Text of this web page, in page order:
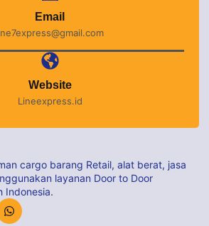
Email
Website
Lineexpress.id
cargo barang Retail, alat berat, jasa
layanan Door to Door
Indonesia.